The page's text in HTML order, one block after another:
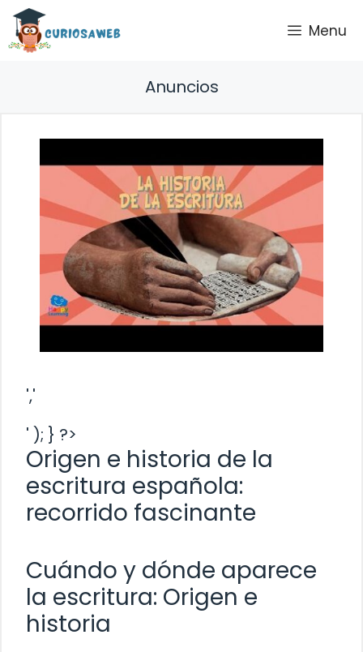
Saltar
contenido
Menu
Anuncios
','
' ); } ?>
Origen e historia de la
escritura española:
recorrido fascinante
Cuándo y dónde aparece
la escritura: Origen e
historia